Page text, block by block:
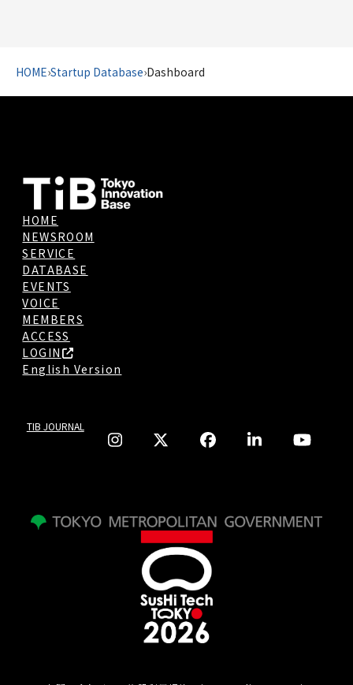
HOME›Startup Database›Dashboard
HOME
NEWSROOM
SERVICE
DATABASE
EVENTS
VOICE
MEMBERS
ACCESS
LOGIN
English Version
TIB JOURNAL